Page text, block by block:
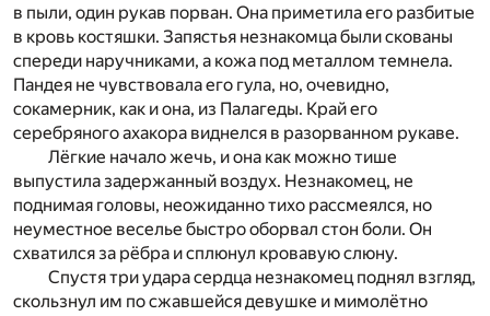
в пыли, один рукав порван. Она приметила его разбитые
в кровь костяшки. Запястья незнакомца были скованы
спереди наручниками, а кожа под металлом темнела.
Пандея не чувствовала его гула, но, очевидно,
сокамерник, как и она, из Палагеды. Край его
серебряного ахакора виднелся в разорванном рукаве.
Лёгкие начало жечь, и она как можно тише
выпустила задержанный воздух. Незнакомец, не
поднимая головы, неожиданно тихо рассмеялся, но
неуместное веселье быстро оборвал стон боли. Он
схватился за рёбра и сплюнул кровавую слюну.
Спустя три удара сердца незнакомец поднял взгляд,
скользнул им по сжавшейся девушке и мимолётно